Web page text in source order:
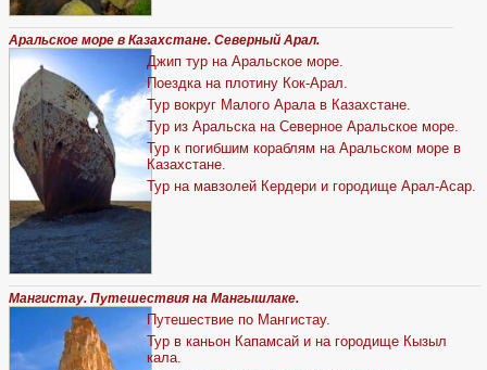
Аральское море в Казахстане. Северный Арал.
Джип тур на Аральское море.
Поездка на плотину Кок-Арал.
Тур вокруг Малого Арала в Казахстане.
Тур из Аральска на Северное Аральское море.
Тур к погибшим кораблям на Аральском море в
Казахстане.
Тур на мавзолей Кердери и городище Арал-Асар.
Мангистау. Путешествия на Мангышлаке.
Путешествие по Мангистау.
Тур в каньон Капамсай и на городище Кызыл
кала.